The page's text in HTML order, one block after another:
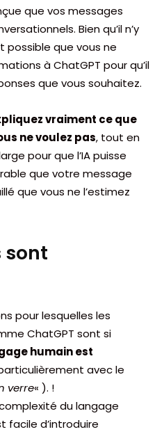
que vos messages
Bien qu’il n’y
possible que vous ne
à ChatGPT pour qu’il
que vous souhaitez.
vraiment ce que
ne voulez pas, tout en
pour que l’IA puisse
que votre message
que vous ne l’estimez
sont
pour lesquelles les
ChatGPT sont si
humain est
avec le
verre« ). !
du langage
facile d’introduire